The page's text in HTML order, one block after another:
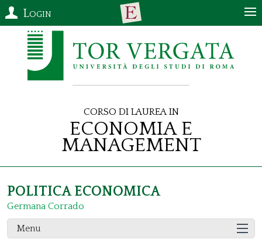
Login
Corso di Laurea in
Economia e
Management
POLITICA ECONOMICA
Germana Corrado
Menu